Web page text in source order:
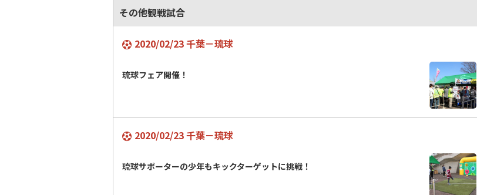
その他観戦試合
2020/02/23 千葉－琉球
琉球フェア開催！
2020/02/23 千葉－琉球
琉球サポーターの少年もキックターゲットに挑戦！